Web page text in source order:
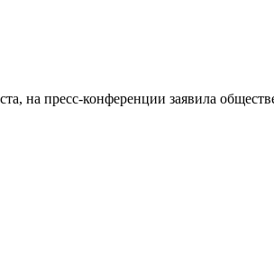
на пресс-конференции заявила